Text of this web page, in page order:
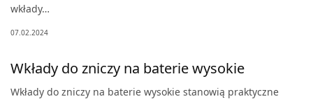
wkłady…
07.02.2024
Wkłady do zniczy na baterie wysokie
Wkłady do zniczy na baterie wysokie stanowią praktyczne